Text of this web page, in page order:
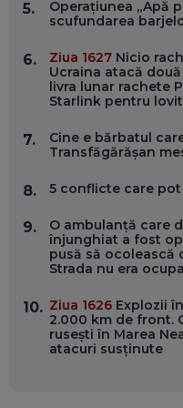
ÎNVAȚĂ AEO ȘI
EP. 55
OLIVIU MATEI,
WASHINGTON,
VERTICALE FĂRĂ
INSTITUȚIILE
VOICU OPREAN
GLOBALĂ, FĂRĂ
EP. 52
ROBERT GRAUR,
ÎN SALĂ, DAR
5.
Operațiunea „Apă
scufundarea
6. Ziua 1627 Nicio
Ucraina atacă
livra lunar rachete
Starlink pentru
7.
Cine e bărbatul
Transfăgărășan
8. 5 conflicte care
9.
O ambulanță care
înjunghiat a fost
pusă să ocolească
Strada nu era
10. Ziua 1626 Explozii
2.000 km de front.
rusești în Marea
atacuri susținute